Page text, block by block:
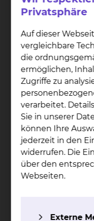
Das Herz bzw.
bei dieser sehr
bewegungsfrei
Simultane
Herzens bei
Durch die
Röntgenstrahls
kann das Herz
Auflösung
multiple
Schichtdicke
Eine
erlaubt die
in eine
Privatsphäre
Auf dieser
vergleichbare
die
ermöglichen,
Zugriffe zu
verarbeitet.
Sie in unserer
können Ihre
jederzeit in den
widerrufen. Die
über den
Webseiten.
Externe